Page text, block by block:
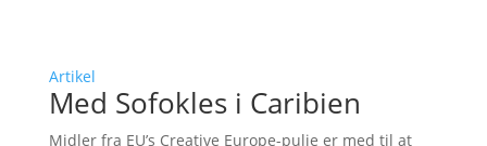
Artikel
Med Sofokles i Caribien
Midler fra EU’s Creative Europe-pulje er med til at